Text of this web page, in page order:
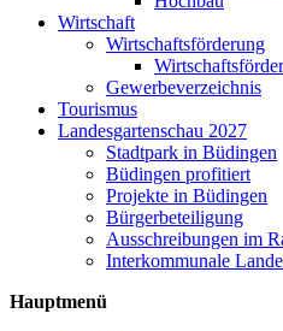
Wirtschaft
Wirtschaftsförderung
Gewerbeverzeichnis
Tourismus
Landesgartenschau 2027
Stadtpark in Büdingen
Büdingen profitiert
Projekte in Büdingen
Bürgerbeteiligung
Ausschreibungen im
Interkommunale
Hauptmenü